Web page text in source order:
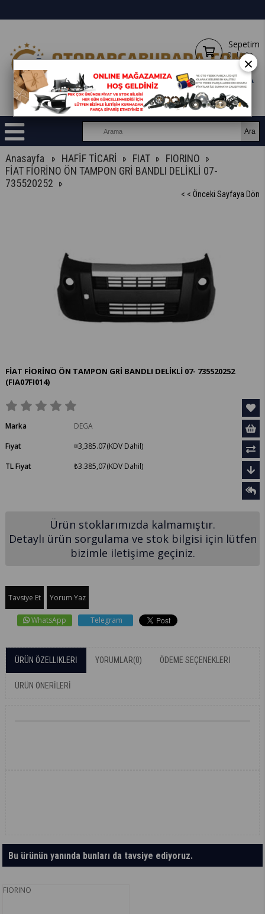
Sepetim
0 Ürün
Anasayfa HAFİF TİCARİ FIAT
FIORINO
FİAT FİORİNO ÖN TAMPON GRİ BANDLI DELİKLİ 07-
735520252
< < Önceki Sayfaya Dön
FİAT FİORİNO ÖN TAMPON GRİ BANDLI DELİKLİ 07- 735520252
(FIA07FI014)
Marka
DEGA
Fiyat
¤3,385.07(KDV Dahil)
TL Fiyat
₺3.385,07(KDV Dahil)
Ürün stoklarımızda kalmamıştır.
Detaylı ürün sorgulama ve stok bilgisi için lütfen
bizimle iletişime geçiniz.
Tavsiye Et Yorum Yaz
WhatsApp Telegram
ÜRÜN ÖZELLIKLERI YORUMLAR(0) ÖDEME SEÇENEKLERI
ÜRÜN ÖNERILERI
Bu ürünün yanında bunları da tavsiye ediyoruz.
FIORINO
×